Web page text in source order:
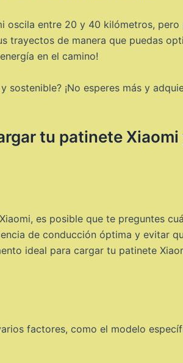
oscila entre 20 y 40 kilómetros,
de manera que puedas
en el camino!
¡No esperes más y
tu patinete Xiaomi
es posible que te preguntes
de conducción óptima y evitar
ideal para cargar tu patinete
factores, como el modelo